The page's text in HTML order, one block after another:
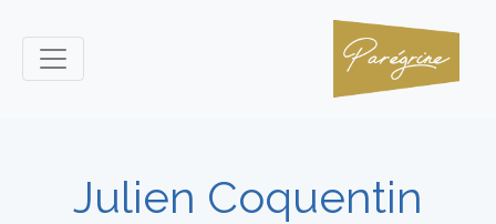
Julien Coquentin